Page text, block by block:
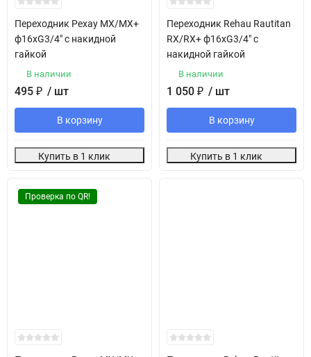
Переходник Рехау MX/MX+
ф16хG3/4" с накидной
гайкой
В наличии
495 ₽ / шт
В корзину
Купить в 1 клик
Переходник Rehau Rautitan
RX/RX+ ф16хG3/4" с
накидной гайкой
В наличии
1 050 ₽ / шт
В корзину
Купить в 1 клик
Проверка по QR!